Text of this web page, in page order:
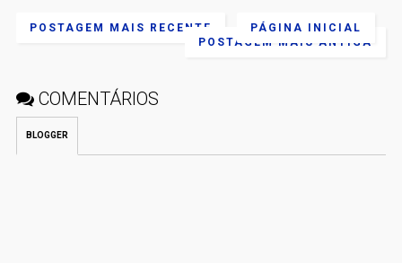
POSTAGEM MAIS RECENTE
POSTAGEM MAIS ANTIGA
PÁGINA INICIAL
COMENTÁRIOS
BLOGGER